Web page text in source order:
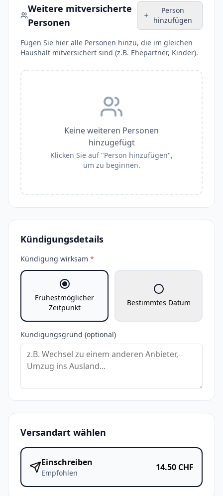
Weitere mitversicherte
Personen
Person
hinzufügen
Fügen Sie hier alle Personen hinzu, die im gleichen
Haushalt mitversichert sind (z.B. Ehepartner, Kinder).
Keine weiteren Personen
hinzugefügt
Klicken Sie auf "Person hinzufügen",
um zu beginnen.
Kündigungsdetails
Kündigung wirksam *
Frühestmöglicher
Zeitpunkt
Bestimmtes Datum
Kündigungsgrund (optional)
Versandart wählen
Einschreiben
Empfohlen
14.50 CHF